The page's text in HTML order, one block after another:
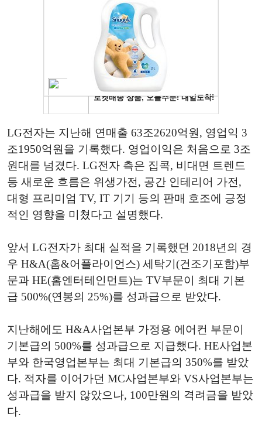
LG전자는 지난해 연매출 63조2620억원, 영업익 3
조1950억원을 기록했다. 영업이익은 처음으로 3조
원대를 넘겼다. LG전자 측은 집콕, 비대면 트렌드
등 새로운 흐름은 위생가전, 공간 인테리어 가전,
대형 프리미엄 TV, IT 기기 등의 판매 호조에 긍정
적인 영향을 미쳤다고 설명했다.
앞서 LG전자가 최대 실적을 기록했던 2018년의 경
우 H&A(홈&어플라이언스) 세탁기(건조기포함)부
문과 HE(홈엔터테인먼트)는 TV부문이 최대 기본
급 500%(연봉의 25%)를 성과급으로 받았다.
지난해에도 H&A사업본부 가정용 에어컨 부문이
기본급의 500%를 성과급으로 지급했다. HE사업본
부와 한국영업본부는 최대 기본급의 350%를 받았
다. 적자를 이어가던 MC사업본부와 VS사업본부는
성과급을 받지 않았으나, 100만원의 격려금을 받았
다.